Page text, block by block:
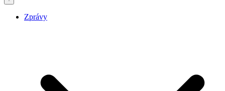
Zprávy